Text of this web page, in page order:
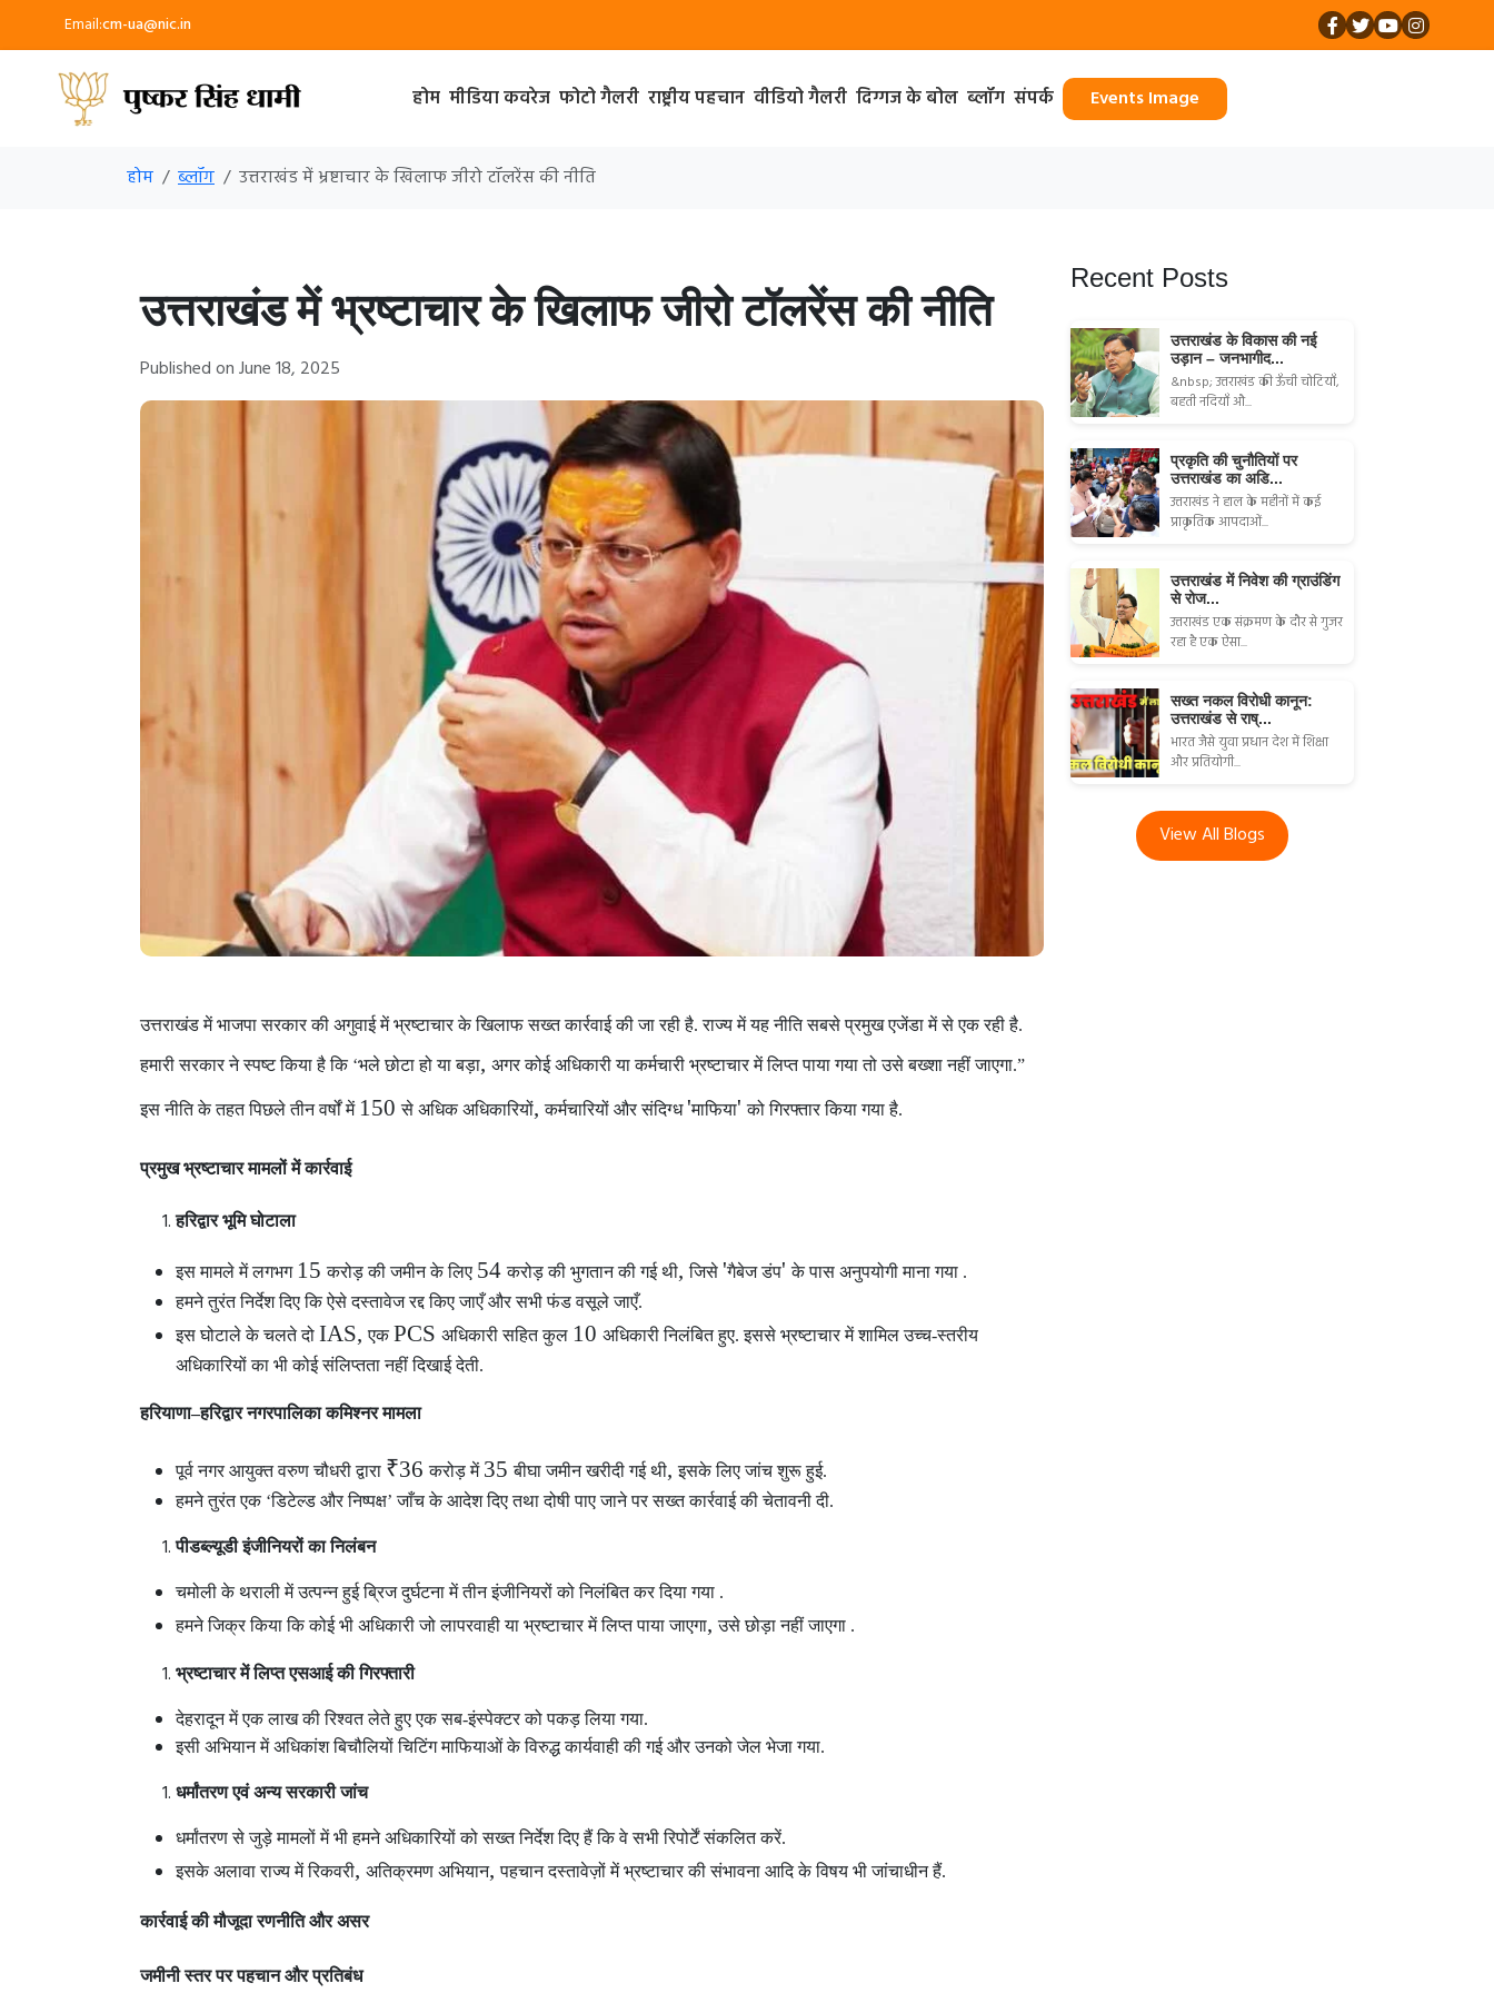
Email:cm-ua@nic.in
होम मीडिया कवरेज फोटो गैलरी राष्ट्रीय पहचान वीडियो गैलरी दिग्गज के बोल ब्लॉग संपर्क Events Image
होम ब्लॉग उत्तराखंड में भ्रष्टाचार के खिलाफ जीरो टॉलरेंस की नीति
उत्तराखंड में भ्रष्टाचार के खिलाफ जीरो टॉलरेंस की नीति
Published on June 18, 2025
उत्तराखंड में भाजपा सरकार की अगुवाई में भ्रष्टाचार के खिलाफ सख्त कार्रवाई की जा रही है. राज्य में यह नीति सबसे प्रमुख एजेंडा में से एक रही है.
हमारी सरकार ने स्पष्ट किया है कि ‘भले छोटा हो या बड़ा, अगर कोई अधिकारी या कर्मचारी भ्रष्टाचार में लिप्त पाया गया तो उसे बख्शा नहीं जाएगा.”
इस नीति के तहत पिछले तीन वर्षों में 150से अधिक अधिकारियों,कर्मचारियों और संदिग्ध 'माफिया'को गिरफ्तार किया गया है.
प्रमुख भ्रष्टाचार मामलों में कार्रवाई
हरिद्वार भूमि घोटाला
इस मामले में लगभग 15करोड़ की जमीन के लिए 54करोड़ की भुगतान की गई थी,जिसे 'गैबेज डंप'के पास अनुपयोगी माना गया .
हमने तुरंत निर्देश दिए कि ऐसे दस्तावेज रद्द किए जाएँ और सभी फंड वसूले जाएँ.
इस घोटाले के चलते दो IAS,एकPCS अधिकारी सहित कुल 10 अधिकारी निलंबित हुए. इससे भ्रष्टाचार में शामिल उच्च-स्तरीय
अधिकारियों का भी कोई संलिप्तता नहीं दिखाई देती.
हरियाणा–हरिद्वार नगरपालिका कमिश्नर मामला
पूर्व नगर आयुक्त वरुण चौधरी द्वारा ₹36करोड़ में 35बीघा जमीन खरीदी गई थी,इसके लिए जांच शुरू हुई.
हमने तुरंत एक ‘डिटेल्ड और निष्पक्ष’ जाँच के आदेश दिए तथा दोषी पाए जाने पर सख्त कार्रवाई की चेतावनी दी.
पीडब्ल्यूडी इंजीनियरों का निलंबन
चमोली के थराली में उत्पन्न हुई ब्रिज दुर्घटना में तीन इंजीनियरों को निलंबित कर दिया गया .
हमने जिक्र किया कि कोई भी अधिकारी जो लापरवाही या भ्रष्टाचार में लिप्त पाया जाएगा,उसे छोड़ा नहीं जाएगा .
भ्रष्टाचार में लिप्त एसआई की गिरफ्तारी
देहरादून में एक लाख की रिश्वत लेते हुए एक सब-इंस्पेक्टर को पकड़ लिया गया.
इसी अभियान में अधिकांश बिचौलियों चिटिंग माफियाओं के विरुद्ध कार्यवाही की गई और उनको जेल भेजा गया.
धर्मांतरण एवं अन्य सरकारी जांच
धर्मांतरण से जुड़े मामलों में भी हमने अधिकारियों को सख्त निर्देश दिए हैं कि वे सभी रिपोर्टें संकलित करें.
इसके अलावा राज्य में रिकवरी, अतिक्रमण अभियान,पहचान दस्तावेज़ों में भ्रष्टाचार की संभावना आदि के विषय भी जांचाधीन हैं.
कार्रवाई की मौजूदा रणनीति और असर
जमीनी स्तर पर पहचान और प्रतिबंध
Recent Posts
उत्तराखंड के विकास की नई
उड़ान – जनभागीद...
&nbsp; उत्तराखंड की ऊँची चोटियाँ,
बहती नदियाँ औ...
प्रकृति की चुनौतियों पर
उत्तराखंड का अडि...
उत्तराखंड ने हाल के महीनों में कई
प्राकृतिक आपदाओं...
उत्तराखंड में निवेश की ग्राउंडिंग
से रोज...
उत्तराखंड एक संक्रमण के दौर से गुजर
रहा है एक ऐसा...
सख्त नकल विरोधी कानून:
उत्तराखंड से राष्...
भारत जैसे युवा प्रधान देश में शिक्षा
और प्रतियोगी...
View All Blogs